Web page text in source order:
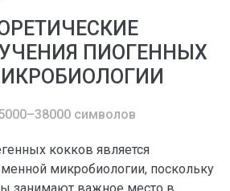
ПИОГЕННЫХ
символов
кокков является
микробиологии, поскольку